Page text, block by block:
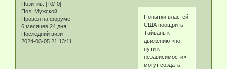
Позитив: [+0/-0]
Пол: Мужской
Провел на форуме:
6 месяцев 24 дня
Последний визит:
2024-03-05 21:13:11
Попытки властей
США поощрить
Тайвань к
движению «по
пути к
независимости»
могут создать